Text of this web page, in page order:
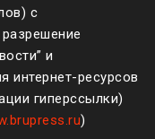
с
и
интернет-ресурсов
гиперссылки)
)